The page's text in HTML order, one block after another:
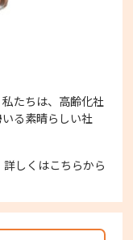
たちは、高齢化社
る素晴らしい社
詳しくはこちらから